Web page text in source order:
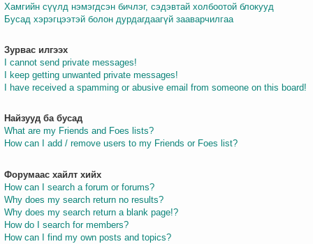
Хамгийн сүүлд нэмэгдсэн бичлэг, сэдэвтай холбоотой блокууд
Бусад хэрэгцээтэй болон дурдагдаагүй зааварчилгаа
Зурвас илгээх
I cannot send private messages!
I keep getting unwanted private messages!
I have received a spamming or abusive email from someone on this board!
Найзууд ба бусад
What are my Friends and Foes lists?
How can I add / remove users to my Friends or Foes list?
Форумаас хайлт хийх
How can I search a forum or forums?
Why does my search return no results?
Why does my search return a blank page!?
How do I search for members?
How can I find my own posts and topics?